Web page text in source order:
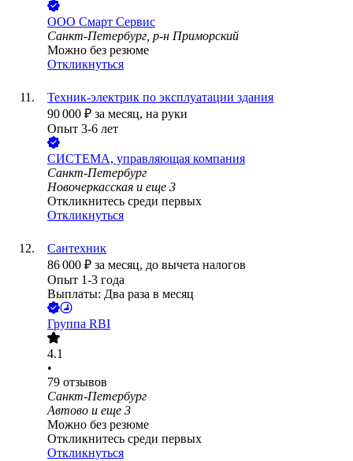
ООО Смарт Сервис
Санкт-Петербург, р-н Приморский
Можно без резюме
Откликнуться
Техник-электрик по эксплуатации здания
90 000 ₽ за месяц, на руки
Опыт 3-6 лет
СИСТЕМА, управляющая компания
Санкт-Петербург
Новочеркасская и еще 3
Откликнитесь среди первых
Откликнуться
Сантехник
86 000 ₽ за месяц, до вычета налогов
Опыт 1-3 года
Выплаты: Два раза в месяц
Группа RBI
4.1
•
79 отзывов
Санкт-Петербург
Автово и еще 3
Можно без резюме
Откликнитесь среди первых
Откликнуться